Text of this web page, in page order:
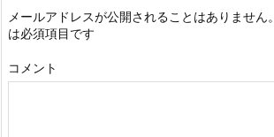
メールアドレスが公開されることはありません。
は必須項目です
コメント